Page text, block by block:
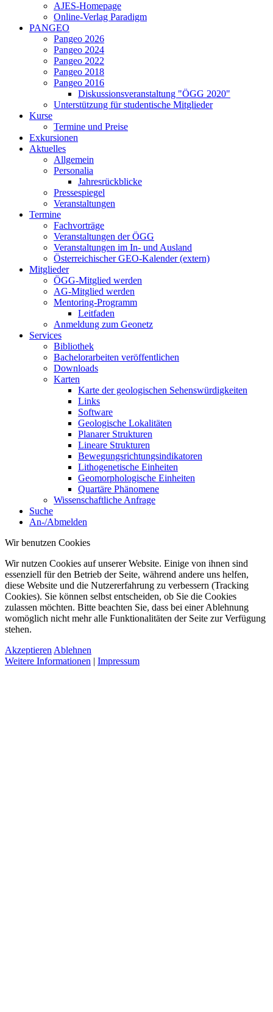
AJES-Homepage
Online-Verlag Paradigm
PANGEO
Pangeo 2026
Pangeo 2024
Pangeo 2022
Pangeo 2018
Pangeo 2016
Diskussionsveranstaltung "ÖGG 2020"
Unterstützung für studentische Mitglieder
Kurse
Termine und Preise
Exkursionen
Aktuelles
Allgemein
Personalia
Jahresrückblicke
Pressespiegel
Veranstaltungen
Termine
Fachvorträge
Veranstaltungen der ÖGG
Veranstaltungen im In- und Ausland
Österreichischer GEO-Kalender (extern)
Mitglieder
ÖGG-Mitglied werden
AG-Mitglied werden
Mentoring-Programm
Leitfaden
Anmeldung zum Geonetz
Services
Bibliothek
Bachelorarbeiten veröffentlichen
Downloads
Karten
Karte der geologischen Sehenswürdigkeiten
Links
Software
Geologische Lokalitäten
Planarer Strukturen
Lineare Strukturen
Bewegungsrichtungsindikatoren
Lithogenetische Einheiten
Geomorphologische Einheiten
Quartäre Phänomene
Wissenschaftliche Anfrage
Suche
An-/Abmelden
Wir benutzen Cookies
Wir nutzen Cookies auf unserer Website. Einige von ihnen sind
essenziell für den Betrieb der Seite, während andere uns helfen,
diese Website und die Nutzererfahrung zu verbessern (Tracking
Cookies). Sie können selbst entscheiden, ob Sie die Cookies
zulassen möchten. Bitte beachten Sie, dass bei einer Ablehnung
womöglich nicht mehr alle Funktionalitäten der Seite zur Verfügung
stehen.
Akzeptieren Ablehnen
Weitere Informationen | Impressum